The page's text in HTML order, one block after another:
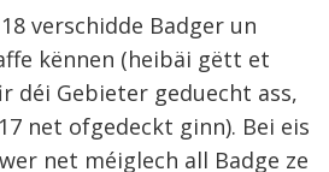
verschidde Badger un
kënnen (heibäi gëtt et
déi Gebieter geduecht ass,
net ofgedeckt ginn). Bei eis
net méiglech all Badge ze